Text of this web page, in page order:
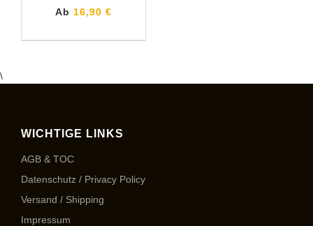
Ab 16,90 €
\
WICHTIGE LINKS
AGB & TOC
Datenschutz / Privacy Policy
Versand / Shipping
Impressum